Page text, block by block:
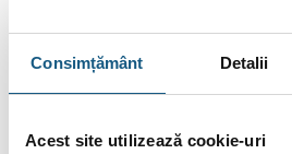
Consimțământ Detalii
Acest site utilizează cookie-uri